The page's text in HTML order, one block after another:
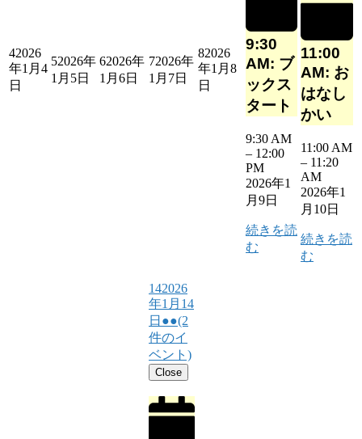
42026
年1月4
日
52026年
1月5日
62026年
1月6日
72026年
1月7日
82026
年1月8
日
9:30
AM: ブ
ックス
タート
9:30 AM
– 12:00
PM
2026年1
月9日
続きを読
む
11:00
AM: お
はなし
かい
11:00 AM
– 11:20
AM
2026年1
月10日
続きを読
む
142026
年1月14
日 ●●(2
件のイ
ベント)
Close